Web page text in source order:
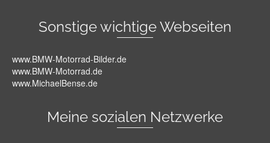
Sonstige wichtige Webseiten
www.BMW-Motorrad-Bilder.de
www.BMW-Motorrad.de
www.MichaelBense.de
Meine sozialen Netzwerke